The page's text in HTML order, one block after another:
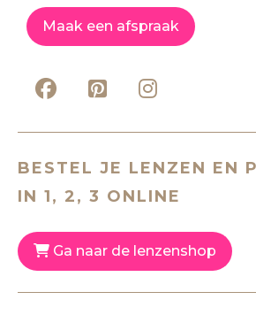
Maak een afspraak
BESTEL JE LENZEN EN
IN 1, 2, 3 ONLINE
Ga naar de lenzenshop